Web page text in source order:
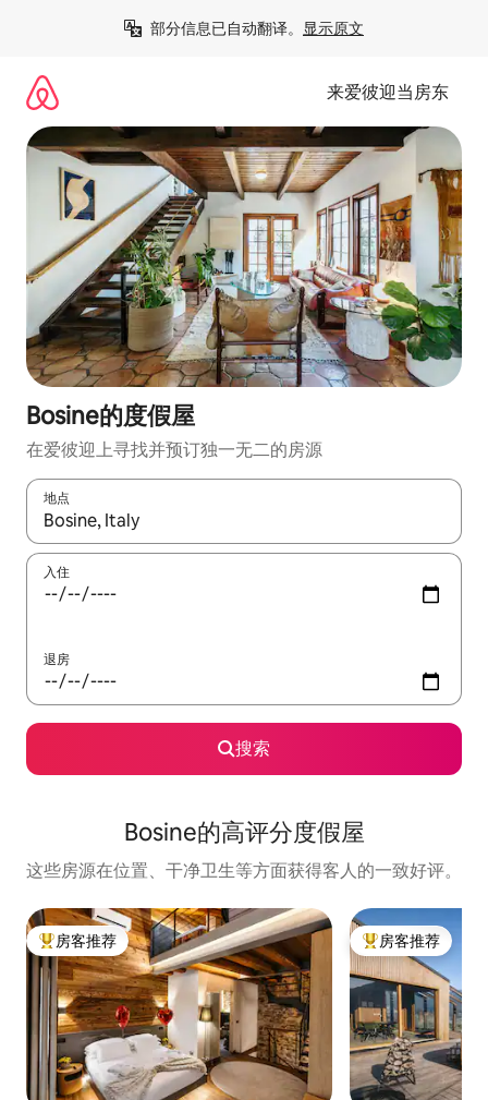
部分信息已自动翻译。 显示原文
来爱彼迎当房东
Bosine的度假屋
在爱彼迎上寻找并预订独一无二的房源
地点
如有搜索结果，请使用上下方向键查看，或通过点击或滑动手势
入住
退房
搜索
Bosine的高评分度假屋
这些房源在位置、干净卫生等方面获得客人的一致好评。
热门「房客推荐」
房客推荐 热门「房客推荐」
房客推荐